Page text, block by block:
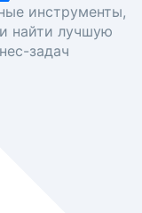
инструменты,
найти лучшую
задач